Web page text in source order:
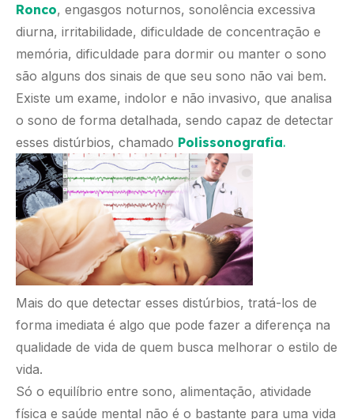
Ronco, engasgos noturnos, sonolência excessiva
diurna, irritabilidade, dificuldade de concentração e
memória, dificuldade para dormir ou manter o sono
são alguns dos sinais de que seu sono não vai bem.
Existe um exame, indolor e não invasivo, que analisa
o sono de forma detalhada, sendo capaz de detectar
esses distúrbios, chamado Polissonografia.
Mais do que detectar esses distúrbios, tratá-los de
forma imediata é algo que pode fazer a diferença na
qualidade de vida de quem busca melhorar o estilo de
vida.
Só o equilíbrio entre sono, alimentação, atividade
física e saúde mental não é o bastante para uma vida